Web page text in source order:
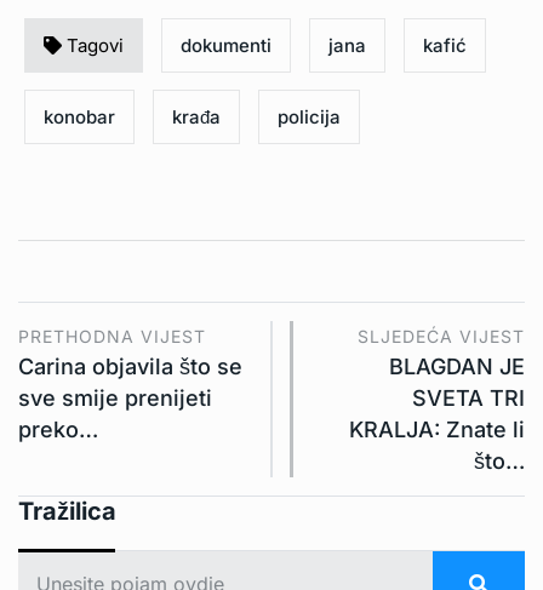
Tagovi dokumenti jana kafić
konobar krađa policija
PRETHODNA VIJEST
Carina objavila što se
sve smije prenijeti
preko…
SLJEDEĆA VIJEST
BLAGDAN JE
SVETA TRI
KRALJA: Znate li
što…
Tražilica